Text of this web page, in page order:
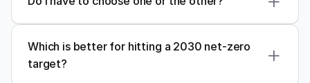
Which is better for hitting a 2030 net-zero
target?